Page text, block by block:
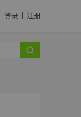
登录 注册